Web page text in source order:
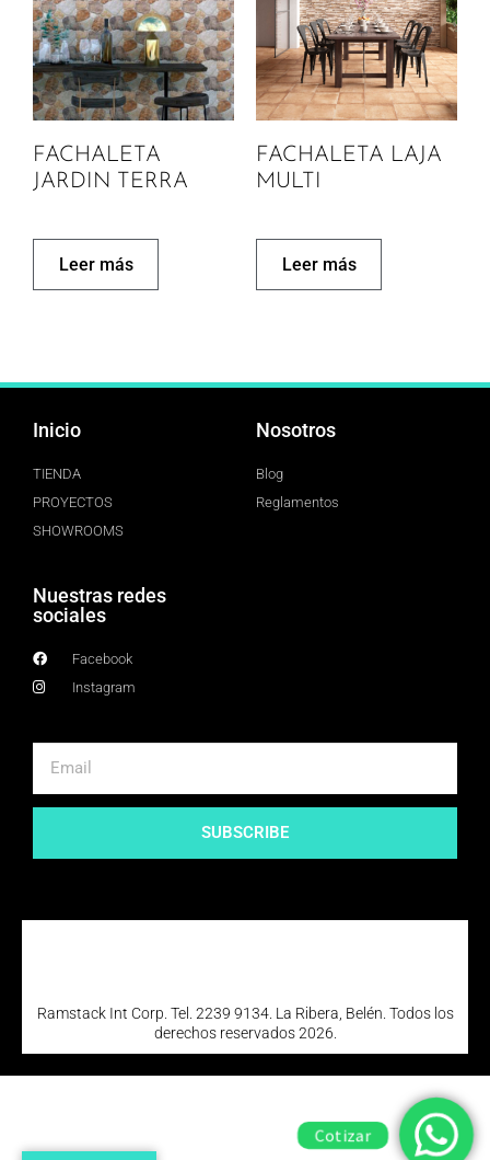
FACHALETA
JARDIN TERRA
Leer más
FACHALETA LAJA
MULTI
Leer más
Inicio
TIENDA
PROYECTOS
SHOWROOMS
Nosotros
Blog
Reglamentos
Nuestras redes
sociales
Facebook
Instagram
SUBSCRIBE
Ramstack Int Corp. Tel. 2239 9134. La Ribera, Belén. Todos los
derechos reservados 2026.
Cotizar